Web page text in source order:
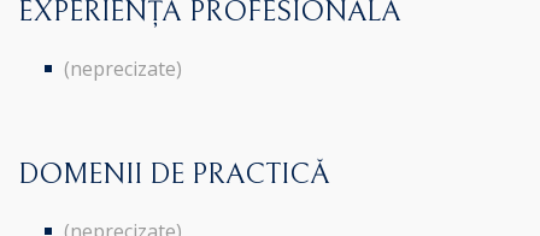
EXPERIENȚĂ PROFESIONALĂ
(neprecizate)
DOMENII DE PRACTICĂ
(neprecizate)